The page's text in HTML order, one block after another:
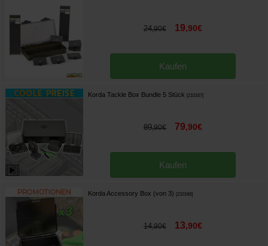
24,90€ 19,90€
Kaufen
Korda Tackle Box Bundle 5 Stück [210167]
89,90€ 79,90€
Kaufen
Korda Accessory Box (von 3) [210166]
14,90€ 13,90€